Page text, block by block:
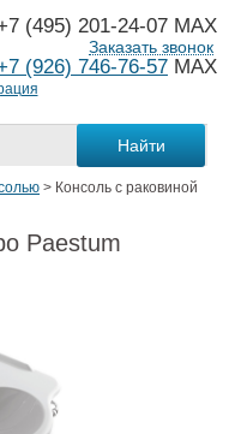
(495) 201-24-07 MAX
(926) 746-76-57 MAX
Заказать звонок
> Консоль с раковиной
Paestum